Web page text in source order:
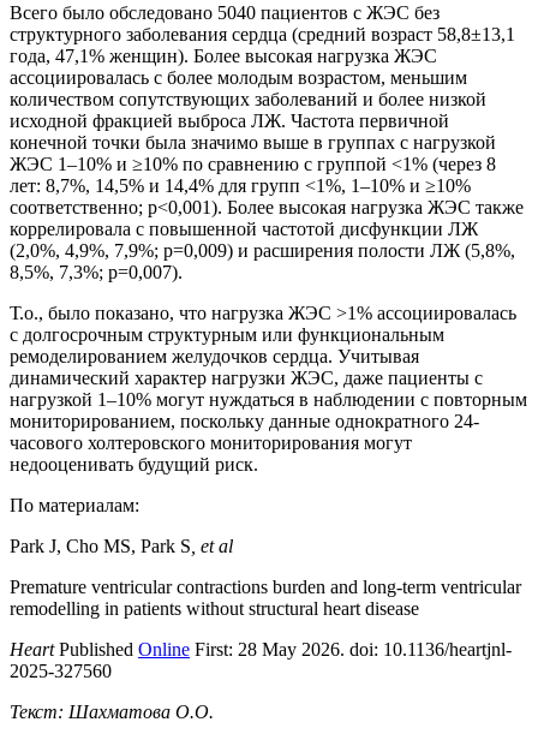
Всего было обследовано 5040 пациентов с ЖЭС без
структурного заболевания сердца (средний возраст 58,8±13,1
года, 47,1% женщин). Более высокая нагрузка ЖЭС
ассоциировалась с более молодым возрастом, меньшим
количеством сопутствующих заболеваний и более низкой
исходной фракцией выброса ЛЖ. Частота первичной
конечной точки была значимо выше в группах с нагрузкой
ЖЭС 1–10% и ≥10% по сравнению с группой <1% (через 8
лет: 8,7%, 14,5% и 14,4% для групп <1%, 1–10% и ≥10%
соответственно; p<0,001). Более высокая нагрузка ЖЭС также
коррелировала с повышенной частотой дисфункции ЛЖ
(2,0%, 4,9%, 7,9%; p=0,009) и расширения полости ЛЖ (5,8%,
8,5%, 7,3%; p=0,007).
Т.о., было показано, что нагрузка ЖЭС >1% ассоциировалась
с долгосрочным структурным или функциональным
ремоделированием желудочков сердца. Учитывая
динамический характер нагрузки ЖЭС, даже пациенты с
нагрузкой 1–10% могут нуждаться в наблюдении с повторным
мониторированием, поскольку данные однократного 24-
часового холтеровского мониторирования могут
недооценивать будущий риск.
По материалам:
Park J, Cho MS, Park S , et al
Premature ventricular contractions burden and long-term ventricular
remodelling in patients without structural heart disease
HeartPublished Online First: 28 May 2026. doi: 10.1136/heartjnl-
2025-327560
Текст: Шахматова О.О.